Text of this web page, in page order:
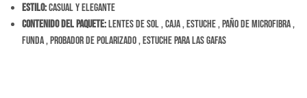
Estilo:Casual y Elegante
Contenido del Paquete:Lentes de sol , caja , estuche , paño de microfibra ,
funda , probador de polarizado , estuche para las gafas